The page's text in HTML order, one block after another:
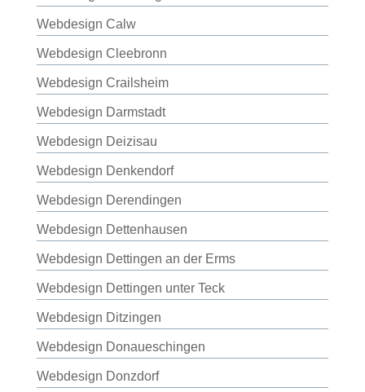
Webdesign Calw
Webdesign Cleebronn
Webdesign Crailsheim
Webdesign Darmstadt
Webdesign Deizisau
Webdesign Denkendorf
Webdesign Derendingen
Webdesign Dettenhausen
Webdesign Dettingen an der Erms
Webdesign Dettingen unter Teck
Webdesign Ditzingen
Webdesign Donaueschingen
Webdesign Donzdorf